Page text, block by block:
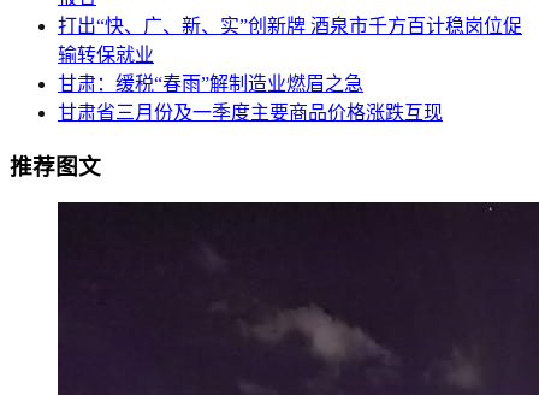
打出“快、广、新、实”创新牌 酒泉市千方百计稳岗位促
输转保就业
甘肃：缓税“春雨”解制造业燃眉之急
甘肃省三月份及一季度主要商品价格涨跌互现
推荐图文